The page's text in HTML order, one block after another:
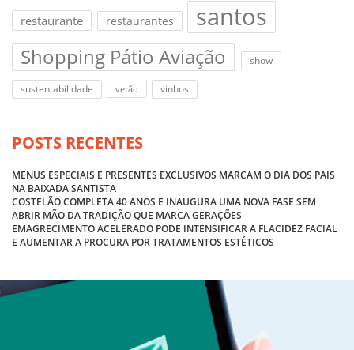
restaurante restaurantes santos
Shopping Pátio Aviação show
sustentabilidade verão vinhos
POSTS RECENTES
MENUS ESPECIAIS E PRESENTES EXCLUSIVOS MARCAM O DIA DOS PAIS
NA BAIXADA SANTISTA
COSTELÃO COMPLETA 40 ANOS E INAUGURA UMA NOVA FASE SEM
ABRIR MÃO DA TRADIÇÃO QUE MARCA GERAÇÕES
EMAGRECIMENTO ACELERADO PODE INTENSIFICAR A FLACIDEZ FACIAL
E AUMENTAR A PROCURA POR TRATAMENTOS ESTÉTICOS